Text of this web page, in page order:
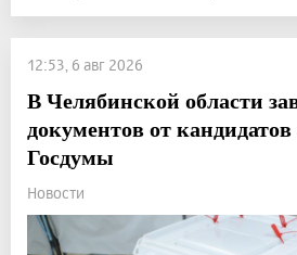
12:53, 6 авг 2026
В Челябинской области
документов от
Госдумы
Новости